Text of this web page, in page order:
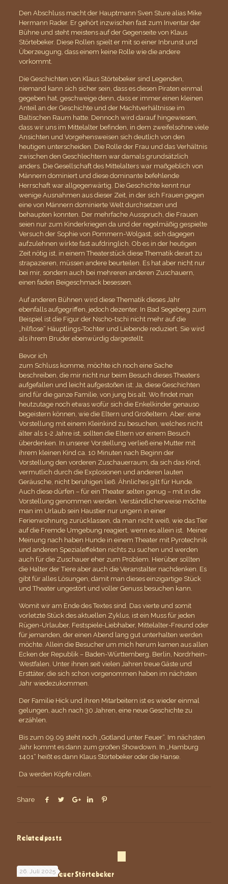
Den Abschluss macht der Hauptmann Sven Sture alias Mike
Hermann Rader. Er gehört inzwischen fast zum Inventar der
Bühne und steht meistens auf der Gegenseite von Klaus
Störtebeker. Diese Rollen spielt er mit so einer Inbrunst und
Überzeugung, dass einem keine Rolle wie die andere
vorkommt.
Die Geschichten von Klaus Störtebeker sind Legenden,
niemand kann sich sicher sein, dass es diesen Piraten einmal
gegeben hat, geschweige denn, dass er immer einen kleinen
Anteil an der Geschichte und der Machtverhältnisse im
Baltischen Raum hatte. Dennoch wird darauf hingewiesen,
dass wir uns im Mittelalter befinden, in dem zweifelsohne viele
Ansichten und Vorgehensweisen sich deutlich von den
heutigen unterscheiden. Die Rolle der Frau und das Verhältnis
zwischen den Geschlechtern war damals grundsätzlich
anders. Die Gesellschaft des Mittelalters war maßgeblich von
Männern dominiert und diese dominante befehlende
Herrschaft war allgegenwärtig. Die Geschichte kennt nur
wenige Ausnahmen aus dieser Zeit, in der sich Frauen gegen
eine von Männern dominierte Welt durchsetzen und
behaupten konnten. Der mehrfache Ausspruch, die Frauen
seien nur zum Kinderkriegen da und der regelmäßig gespielte
Versuch der Sophie von Pommern-Wolgast, sich dagegen
aufzulehnen wirkte fast aufdringlich. Ob es in der heutigen
Zeit nötig ist, in einem Theaterstück diese Thematik derart zu
strapazieren, müssen andere beurteilen. Es hat aber nicht nur
bei mir, sondern auch bei mehreren anderen Zuschauern,
einen faden Beigeschmack besessen.
Auf anderen Bühnen wird diese Thematik dieses Jahr
ebenfalls aufgegriffen, jedoch dezenter. In Bad Segeberg zum
Beispiel ist die Figur der Nscho-tschi nicht mehr auf die
„hilflose“ Häuptlings-Tochter und Liebende reduziert. Sie wird
als ihrem Bruder ebenwürdig dargestellt.
Bevor ich
zum Schluss komme, möchte ich noch eine Sache
beschreiben, die mir nicht nur beim Besuch dieses Theaters
aufgefallen und leicht aufgestoßen ist: Ja, diese Geschichten
sind für die ganze Familie, von jung bis alt. Wo findet man
heutzutage noch etwas wofür sich die Enkelkinder genauso
begeistern können, wie die Eltern und Großeltern. Aber: eine
Vorstellung mit einem Kleinkind zu besuchen, welches nicht
älter als 1-2 Jahre ist, sollten die Eltern vor einem Besuch
überdenken. In unserer Vorstellung verließ eine Mutter mit
ihrem kleinen Kind ca. 10 Minuten nach Beginn der
Vorstellung den vorderen Zuschauerraum, da sich das Kind,
vermutlich durch die Explosionen und anderen lauten
Geräusche, nicht beruhigen ließ. Ähnliches gilt für Hunde.
Auch diese dürfen – für ein Theater selten genug – mit in die
Vorstellung genommen werden. Verständlicherweise möchte
man im Urlaub sein Haustier nur ungern in einer
Ferienwohnung zurücklassen, da man nicht weiß, wie das Tier
auf die Fremde Umgebung reagiert, wenn es allein ist. Meiner
Meinung nach haben Hunde in einem Theater mit Pyrotechnik
und anderen Spezialeffekten nichts zu suchen und werden
auch für die Zuschauer eher zum Problem. Hierüber sollten
die Halter der Tiere aber auch die Veranstalter nachdenken. Es
gibt für alles Lösungen, damit man dieses einzigartige Stück
und Theater ungestört und voller Genuss besuchen kann.
Womit wir am Ende des Textes sind. Das vierte und somit
vorletzte Stück des aktuellen Zyklus, ist ein Muss für jeden
Rügen-Urlauber, Festspiele-Liebhaber, Mittelalter-Freund oder
für jemanden, der einen Abend lang gut unterhalten werden
möchte. Allein die Besucher um mich herum kamen aus allen
Ecken der Republik – Baden-Württemberg, Berlin, Nordrhein-
Westfalen. Unter ihnen seit vielen Jahren treue Gäste und
Ersttäter, die sich schon vorgenommen haben im nächsten
Jahr wiedezukommen.
Der Familie Hick und ihren Mitarbeitern ist es wieder einmal
gelungen, auch nach 30 Jahren, eine neue Geschichte zu
erzählen.
Bis zum 09.09 steht noch „Gotland unter Feuer“. Im nächsten
Jahr kommt es dann zum großen Showdown. In „Hamburg
1401“ heißt es dann Klaus Störtebeker oder die Hanse.
Da werden Köpfe rollen.
Share
Related posts
26. Juli 2025
Alter Klaus – neuer Störtebeker